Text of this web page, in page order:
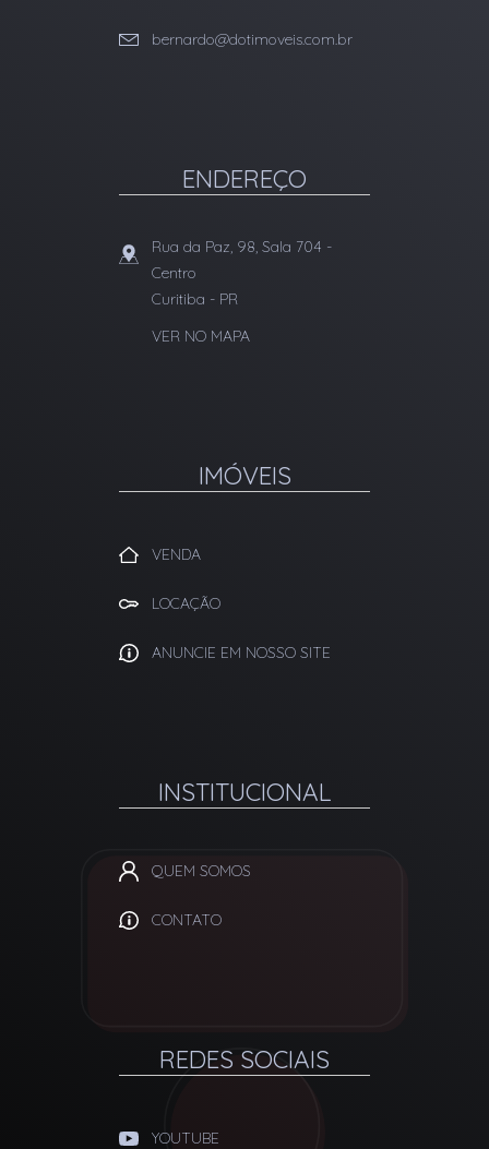
bernardo@dotimoveis.com.br
ENDEREÇO
Rua da Paz, 98, Sala 704 -
Centro
Curitiba - PR
VER NO MAPA
IMÓVEIS
VENDA
LOCAÇÃO
ANUNCIE EM NOSSO SITE
INSTITUCIONAL
QUEM SOMOS
CONTATO
REDES SOCIAIS
YOUTUBE